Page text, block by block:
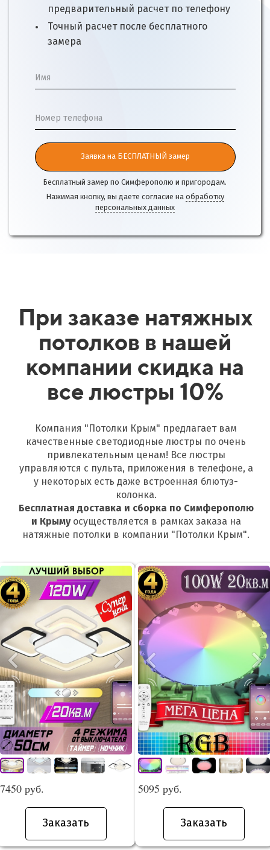
предварительный расчет по телефону
Точный расчет после бесплатного
замера
Имя
Номер телефона
Заявка на БЕСПЛАТНЫЙ замер
Бесплатный замер по Симферополю и пригородам.
Нажимая кнопку, вы даете согласие на обработку
персональных данных
При заказе натяжных
потолков в нашей
компании скидка на
все люстры 10%
Компания "Потолки Крым" предлагает вам
качественные светодиодные люстры по очень
привлекательным ценам! Все люстры
управляются с пульта, приложения в телефоне, а
у некоторых есть даже встроенная блютуз-
колонка.
Бесплатная доставка и сборка по Симферополю
и Крымуосуществляется в рамках заказа на
натяжные потолки в компании "Потолки Крым".
7450 руб.
Заказать
5095 руб.
Заказать